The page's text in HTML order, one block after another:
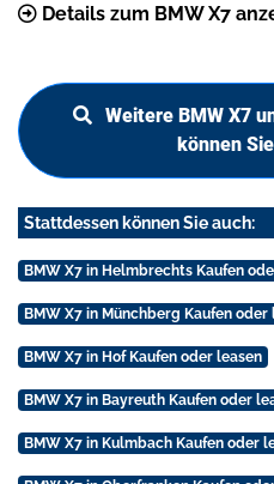
Details zum BMW X7
Weitere BMW X7
können
Stattdessen können Sie auch:
BMW X7 in Helmbrechts Kaufen
BMW X7 in Münchberg Kaufen oder
BMW X7 in Hof Kaufen oder leasen
BMW X7 in Bayreuth Kaufen oder
BMW X7 in Kulmbach Kaufen oder